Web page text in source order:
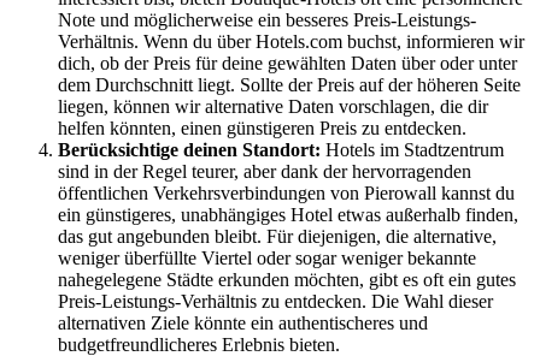
Note und möglicherweise ein besseres Preis-Leistungs-
Verhältnis. Wenn du über Hotels.com buchst, informieren wir
dich, ob der Preis für deine gewählten Daten über oder unter
dem Durchschnitt liegt. Sollte der Preis auf der höheren Seite
liegen, können wir alternative Daten vorschlagen, die dir
helfen könnten, einen günstigeren Preis zu entdecken.
Berücksichtige deinen Standort: Hotels im Stadtzentrum
sind in der Regel teurer, aber dank der hervorragenden
öffentlichen Verkehrsverbindungen von Pierowall kannst du
ein günstigeres, unabhängiges Hotel etwas außerhalb finden,
das gut angebunden bleibt. Für diejenigen, die alternative,
weniger überfüllte Viertel oder sogar weniger bekannte
nahegelegene Städte erkunden möchten, gibt es oft ein gutes
Preis-Leistungs-Verhältnis zu entdecken. Die Wahl dieser
alternativen Ziele könnte ein authentischeres und
budgetfreundlicheres Erlebnis bieten.